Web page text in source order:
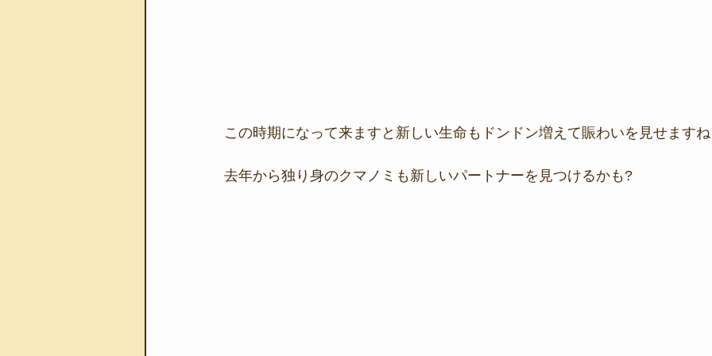
この時期になって来ますと新しい生命もドンドン増えて賑わいを見せます
去年から独り身のクマノミも新しいパートナーを見つけるかも?